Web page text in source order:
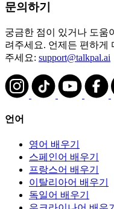
문의하기
궁금한 점이 있거나 도움
려주세요. 언제든 편하게
주세요: support@talkpal.ai
언어
영어 배우기
스페인어 배우기
프랑스어 배우기
이탈리아어 배우기
독일어 배우기